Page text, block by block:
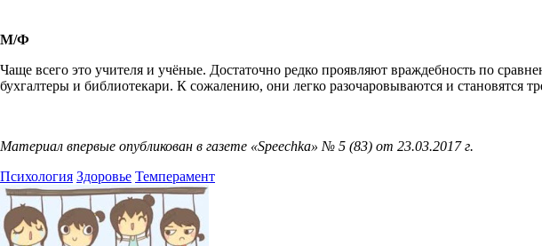
М/Ф
Чаще всего это учителя и учёные. Достаточно редко проявляют враждебность по
бухгалтеры и библиотекари. К сожалению, они легко разочаровываются и становятся
Материал впервые опубликован в газете «Speechka» № 5 (83) от 23.03.2017 г.
Психология Здоровье Темперамент